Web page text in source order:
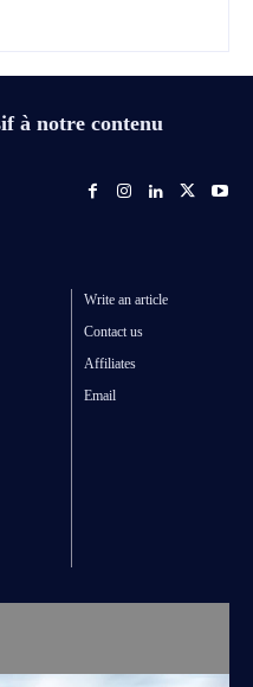
à notre contenu
Write an article
Contact us
Affiliates
Email